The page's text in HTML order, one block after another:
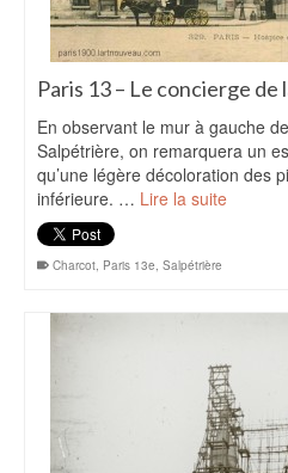
Paris 13 – Le concierge de
En observant le mur à gauche
Salpétrière, on remarquera un
qu’une légère décoloration des
inférieure. … Lire la suite
Charcot, Paris 13e, Salpétrière